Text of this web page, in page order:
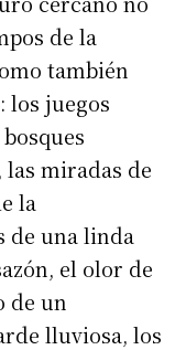
de la
también
los juegos
miradas de
la
de una linda
el olor de
de un
lluviosa, los